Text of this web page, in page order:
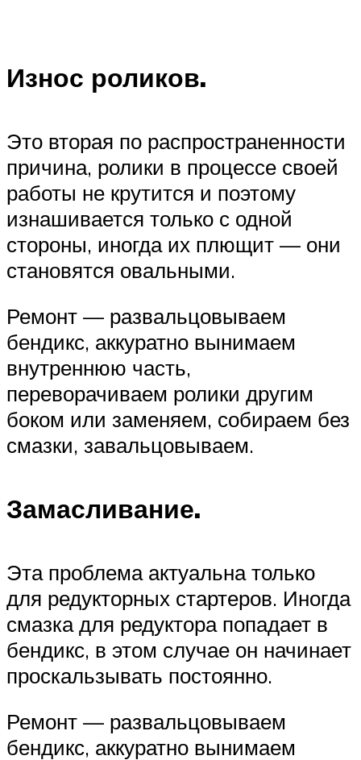
Износ роликов.
Это вторая по распространенности
причина, ролики в процессе своей
работы не крутится и поэтому
изнашивается только с одной
стороны, иногда их плющит — они
становятся овальными.
Ремонт — развальцовываем
бендикс, аккуратно вынимаем
внутреннюю часть,
переворачиваем ролики другим
боком или заменяем, собираем без
смазки, завальцовываем.
Замасливание.
Эта проблема актуальна только
для редукторных стартеров. Иногда
смазка для редуктора попадает в
бендикс, в этом случае он начинает
проскальзывать постоянно.
Ремонт — развальцовываем
бендикс, аккуратно вынимаем